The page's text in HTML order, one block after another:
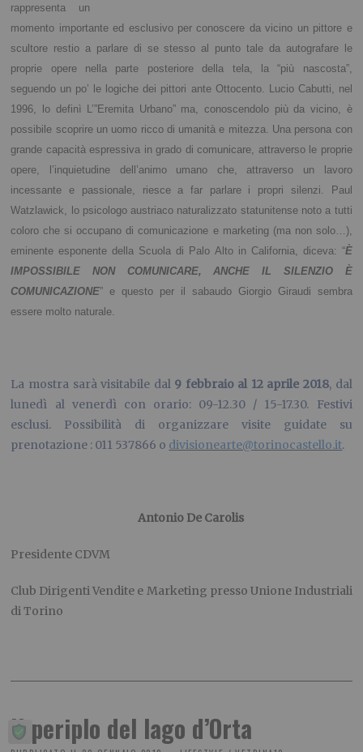
rappresenta un
momento importante ed esclusivo per conoscere da vicino un pittore e
scultore restio a parlare di se stesso al punto tale da autografare le
proprie opere nella parte posteriore della tela, la “più nascosta”,
seguendo un po’ le logiche dei pittori ante Ottocento. Lucio Cabutti, nel
1996, lo definì L’”Eremita Urbano” ma, conoscendolo più da vicino, è
possibile scoprire un uomo ricco di umanità e mitezza. Una persona con
grande capacità espressiva in grado di comunicare, attraverso le proprie
opere, l’inquietudine dell’animo umano che, attraverso un lavoro
incessante e passionale, riesce a far parlare i propri silenzi. Paul
Watzlawick, lo psicologo austriaco naturalizzato statunitense noto a tutti
coloro che si occupano di comunicazione e marketing (ma non solo…),
eminente esponente della Scuola di Palo Alto in California, diceva: “È
IMPOSSIBILE NON COMUNICARE, ANCHE IL SILENZIO È
COMUNICAZIONE” e questo per il sabaudo Giorgio Giraudi sembra
essere molto naturale.
La mostra sarà visitabile dal 9 febbraio al 12 aprile 2018, dal
lunedì al venerdì con orario: 09-12.30 / 15-17.30. Festivi
esclusi. Possibilità di organizzare visite guidate su
prenotazione : 011 537866 o divisionearte@torinocastello.it.
Antonio De Carolis
Presidente CDVM
Club Dirigenti Vendite e Marketing presso Unione Industriali
di Torino
Il periplo del lago d’Orta